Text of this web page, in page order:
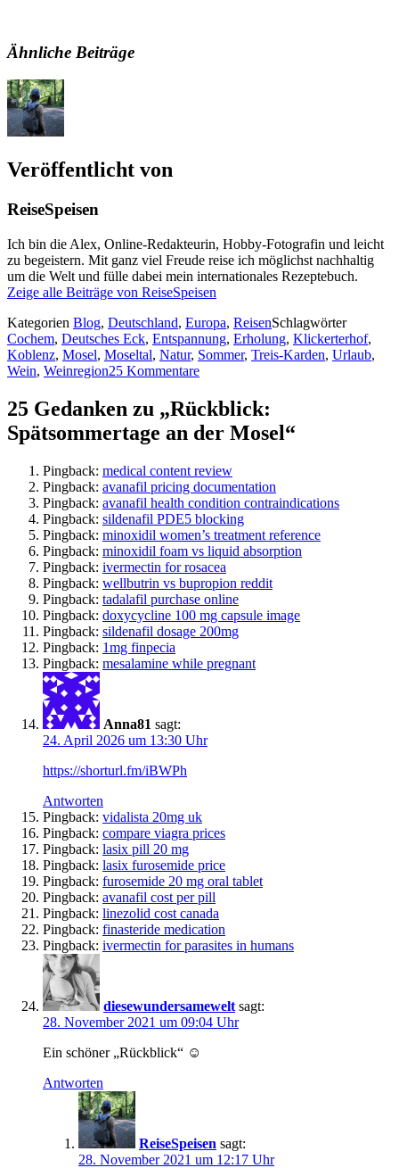
Ähnliche Beiträge
Veröffentlicht von
ReiseSpeisen
Ich bin die Alex, Online-Redakteurin, Hobby-Fotografin und leicht
zu begeistern. Mit ganz viel Freude reise ich möglichst nachhaltig
um die Welt und fülle dabei mein internationales Rezeptebuch.
Zeige alle Beiträge von ReiseSpeisen
Kategorien Blog, Deutschland, Europa, ReisenSchlagwörter
Cochem, Deutsches Eck, Entspannung, Erholung, Klickerterhof,
Koblenz, Mosel, Moseltal, Natur, Sommer, Treis-Karden, Urlaub,
Wein, Weinregion25 Kommentare
25 Gedanken zu „Rückblick:
Spätsommertage an der Mosel“
Pingback: medical content review
Pingback: avanafil pricing documentation
Pingback: avanafil health condition contraindications
Pingback: sildenafil PDE5 blocking
Pingback: minoxidil women’s treatment reference
Pingback: minoxidil foam vs liquid absorption
Pingback: ivermectin for rosacea
Pingback: wellbutrin vs bupropion reddit
Pingback: tadalafil purchase online
Pingback: doxycycline 100 mg capsule image
Pingback: sildenafil dosage 200mg
Pingback: 1mg finpecia
Pingback: mesalamine while pregnant
Anna81 sagt:
24. April 2026 um 13:30 Uhr
https://shorturl.fm/iBWPh
Antworten
Pingback: vidalista 20mg uk
Pingback: compare viagra prices
Pingback: lasix pill 20 mg
Pingback: lasix furosemide price
Pingback: furosemide 20 mg oral tablet
Pingback: avanafil cost per pill
Pingback: linezolid cost canada
Pingback: finasteride medication
Pingback: ivermectin for parasites in humans
diesewundersamewelt sagt:
28. November 2021 um 09:04 Uhr
Ein schöner „Rückblick“ ☺️
Antworten
ReiseSpeisen sagt:
28. November 2021 um 12:17 Uhr